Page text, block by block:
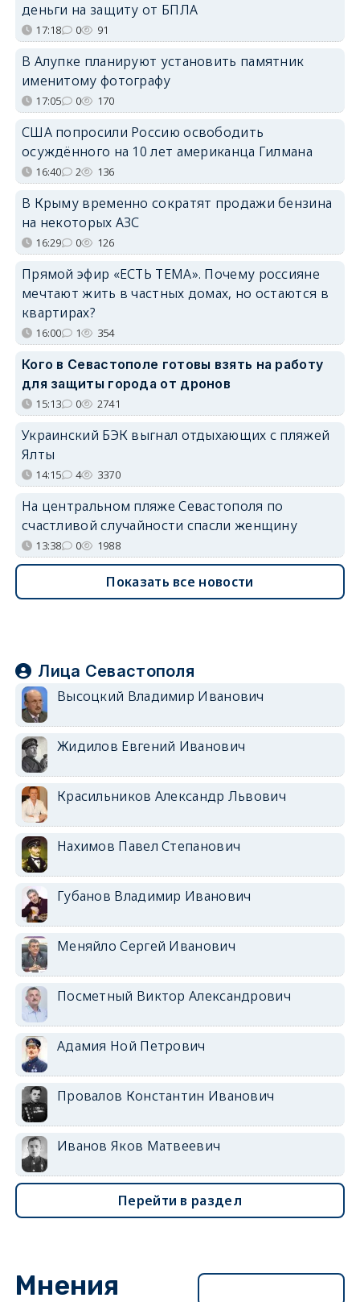
деньги на защиту от БПЛА
17:18 0 91
В Алупке планируют установить памятник
именитому фотографу
17:05 0 170
США попросили Россию освободить
осуждённого на 10 лет американца Гилмана
16:40 2 136
В Крыму временно сократят продажи бензина
на некоторых АЗС
16:29 0 126
Прямой эфир «ЕСТЬ ТЕМА». Почему россияне
мечтают жить в частных домах, но остаются в
квартирах?
16:00 1 354
Кого в Севастополе готовы взять на работу
для защиты города от дронов
15:13 0 2741
Украинский БЭК выгнал отдыхающих с пляжей
Ялты
14:15 4 3370
На центральном пляже Севастополя по
счастливой случайности спасли женщину
13:38 0 1988
Показать все новости
Лица Севастополя
Высоцкий Владимир Иванович
Жидилов Евгений Иванович
Красильников Александр Львович
Нахимов Павел Степанович
Губанов Владимир Иванович
Меняйло Сергей Иванович
Посметный Виктор Александрович
Адамия Ной Петрович
Провалов Константин Иванович
Иванов Яков Матвеевич
Перейти в раздел
Мнения